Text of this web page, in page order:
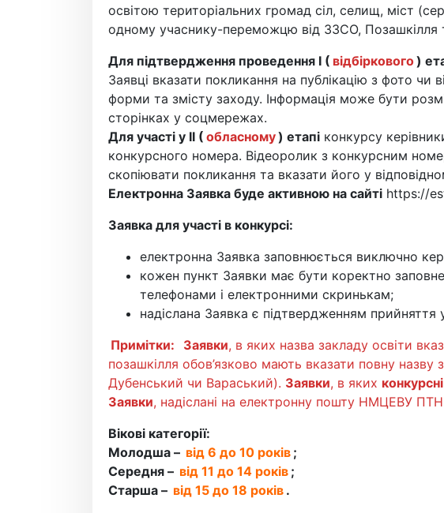
освітою територіальних громад сіл, селищ, міст
одному учаснику-переможцю від ЗЗСО, Позашкілля
Для підтвердження проведення І ( відбіркового)
Заявці вказати покликання на публікацію з фото чи
форми та змісту заходу. Інформація може бути
сторінках у соцмережах.
Для участі у ІІ ( обласному) етапі конкурсу
конкурсного номера. Відеоролик з конкурсним
скопіювати покликання та вказати його у
Електронна Заявка буде активною на сайті https://
Заявка для участі в конкурсі:
електронна Заявка заповнюється виключно
кожен пункт Заявки має бути коректно
телефонами і електронними скринькам;
надіслана Заявка є підтвердженням
Примітки:
Заявки, в яких назва закладу освіти
позашкілля обов’язково мають вказати повну
Дубенський чи Вараський). Заявки, в яких
Заявки, надіслані на електронну пошту НМЦЕВУ
Вікові категорії:
Mолодша – від 6 до 10 років ;
Cередня – від 11 до 14 років ;
Cтарша – від 15 до 18 років .